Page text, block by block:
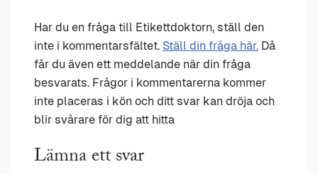
Har du en fråga till Etikettdoktorn, ställ den
inte i kommentarsfältet. Ställ din fråga här. Då
får du även ett meddelande när din fråga
besvarats. Frågor i kommentarerna kommer
inte placeras i kön och ditt svar kan dröja och
blir svårare för dig att hitta
Lämna ett svar